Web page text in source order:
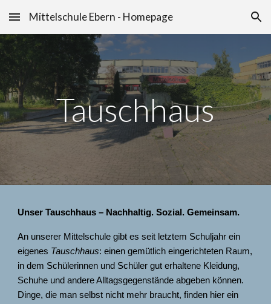
Skip to main content Skip to navigation
Mittelschule Ebern - Homepage
Tauschhaus
Unser Tauschhaus – Nachhaltig. Sozial. Gemeinsam.
An unserer Mittelschule gibt es seit letztem Schuljahr ein
eigenes Tauschhaus: einen gemütlich eingerichteten Raum,
in dem Schülerinnen und Schüler gut erhaltene Kleidung,
Schuhe und andere Alltagsgegenstände abgeben können.
Dinge, die man selbst nicht mehr braucht, finden hier ein